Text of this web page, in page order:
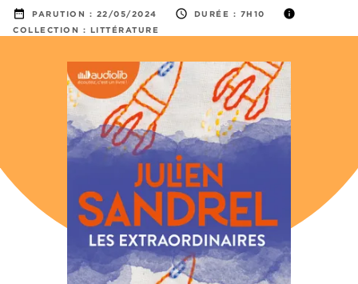
date_range PARUTION : 22/05/2024 access_time DURÉE : 7H10 info
COLLECTION : LITTÉRATURE